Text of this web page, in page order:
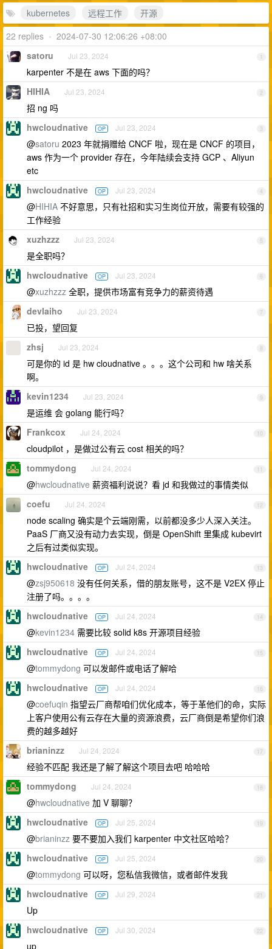
kubernetes
远程工作
开源
22 replies • 2024-07-30 12:06:26 +08:00
1
satoru Jul 23, 2024
karpenter 不是在 aws 下面的吗？
2
HIHIA Jul 23, 2024
招 ng 吗
3
hwcloudnative OP Jul 23, 2024
@satoru 2023 年就捐赠给 CNCF 啦，现在是 CNCF 的项目，
aws 作为一个 provider 存在，今年陆续会支持 GCP 、Aliyun
etc
4
hwcloudnative OP Jul 23, 2024
@HIHIA 不好意思，只有社招和实习生岗位开放，需要有较强的
工作经验
5
xuzhzzz Jul 23, 2024
是全职吗？
6
hwcloudnative OP Jul 23, 2024
@xuzhzzz 全职，提供市场富有竞争力的薪资待遇
7
devlaiho Jul 23, 2024
已投，望回复
8
zhsj Jul 23, 2024
可是你的 id 是 hw cloudnative 。。。这个公司和 hw 啥关系
啊。
9
kevin1234 Jul 23, 2024
是运维 会 golang 能行吗？
10
Frankcox Jul 24, 2024
cloudpilot ，是做过公有云 cost 相关的吗？
11
tommydong Jul 24, 2024
@hwcloudnative 薪资福利说说？看 jd 和我做过的事情类似
12
coefu Jul 24, 2024
node scaling 确实是个云端刚需，以前都没多少人深入关注。
PaaS 厂商又没有动力去实现，倒是 OpenShift 里集成 kubevirt
之后有过类似实现。
13
hwcloudnative OP Jul 24, 2024
@zsj950618 没有任何关系，借的朋友账号，这不是 V2EX 停止
注册了吗。。。。
14
hwcloudnative OP Jul 24, 2024
@kevin1234 需要比较 solid k8s 开源项目经验
15
hwcloudnative OP Jul 24, 2024
@tommydong 可以发邮件或电话了解哈
16
hwcloudnative OP Jul 24, 2024
@coefuqin 指望云厂商帮咱们优化成本，等于革他们的命，实际
上客户使用公有云存在大量的资源浪费，云厂商倒是希望你们浪
费的越多越好
17
brianinzz Jul 24, 2024
经验不匹配 我还是了解了解这个项目去吧 哈哈哈
18
tommydong Jul 24, 2024
@hwcloudnative 加 V 聊聊？
19
hwcloudnative OP Jul 25, 2024
@brianinzz 要不要加入我们 karpenter 中文社区哈哈？
20
hwcloudnative OP Jul 25, 2024
@tommydong 可以呀，您私信我微信，或者邮件发我
21
hwcloudnative OP Jul 29, 2024
Up
22
hwcloudnative OP Jul 30, 2024
up